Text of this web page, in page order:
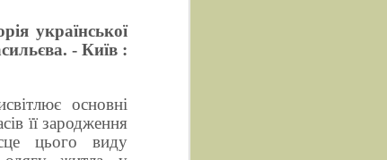
української
- Київ :
основні
її зародження
цього виду